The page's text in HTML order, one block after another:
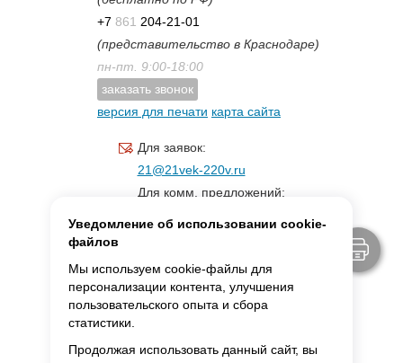
+7 861 204-21-01
(представительство в Краснодаре)
пн-пт. 9:00-18:00
заказать звонок
версия для печати карта сайта
Для заявок:
21@21vek-220v.ru
Для комм. предложений:
Уведомление об использовании cookie-
файлов
Мы используем cookie-файлы для
персонализации контента, улучшения
пользовательского опыта и сбора
статистики.
Продолжая использовать данный сайт, вы